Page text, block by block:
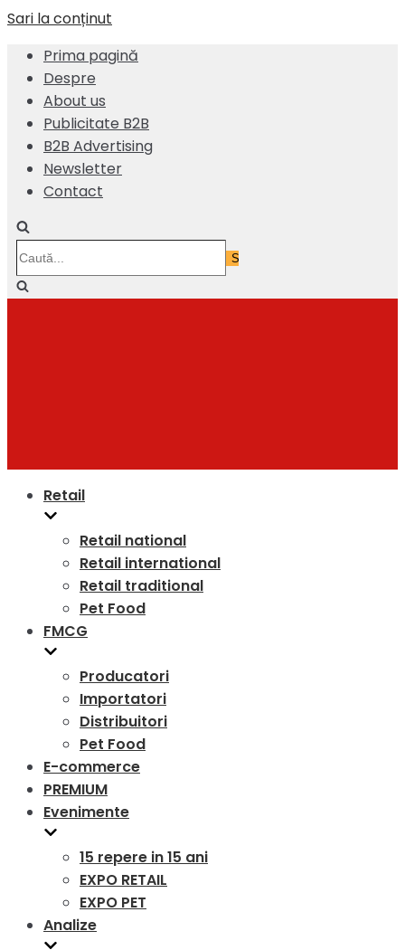
Sari la conținut
Prima pagină
Despre
About us
Publicitate B2B
B2B Advertising
Newsletter
Contact
Caută...
Retail
Retail national
Retail international
Retail traditional
Pet Food
FMCG
Producatori
Importatori
Distribuitori
Pet Food
E-commerce
PREMIUM
Evenimente
15 repere in 15 ani
EXPO RETAIL
EXPO PET
Analize